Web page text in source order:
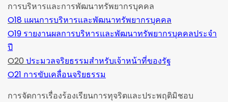
การบริหารและการพัฒนาทรัพยากรบุคคล
O18 แผนการบริหารและพัฒนาทรัพยากรบุคคล
O19 รายงานผลการบริหารและพัฒนาทรัพยากรบุคคลประจำ
ปี
O20 ประมวลจริยธรรมสำหรับเจ้าหน้าที่ของรัฐ
O21 การขับเคลื่อนจริยธรรม
การจัดการเรื่องร้องเรียนการทุจริตและประพฤติมิชอบ